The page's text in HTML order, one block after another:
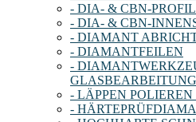
- DIA- & CBN-
- DIA- & CBN-
- DIAMANT
- DIAMANTFEILEN
-
GLASBEARBEITUNG
- LÄPPEN
-